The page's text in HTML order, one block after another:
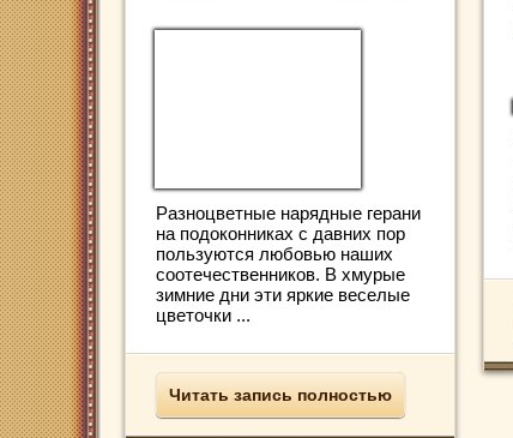
Разноцветные нарядные герани
на подоконниках с давних пор
пользуются любовью наших
соотечественников. В хмурые
зимние дни эти яркие веселые
цветочки ...
Читать запись полностью